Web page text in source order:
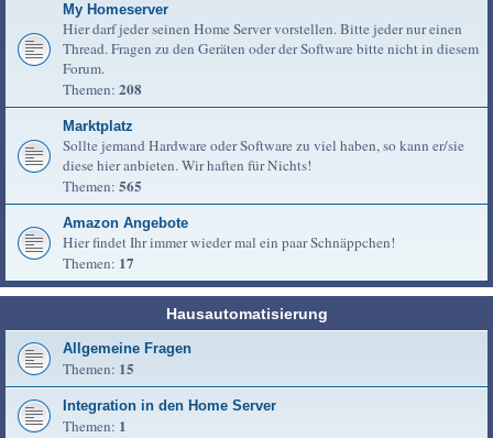
My Homeserver
Hier darf jeder seinen Home Server vorstellen. Bitte jeder nur einen
Thread. Fragen zu den Geräten oder der Software bitte nicht in diesem
Forum.
Themen: 208
Marktplatz
Sollte jemand Hardware oder Software zu viel haben, so kann er/sie
diese hier anbieten. Wir haften für Nichts!
Themen: 565
Amazon Angebote
Hier findet Ihr immer wieder mal ein paar Schnäppchen!
Themen: 17
Hausautomatisierung
Allgemeine Fragen
Themen: 15
Integration in den Home Server
Themen: 1